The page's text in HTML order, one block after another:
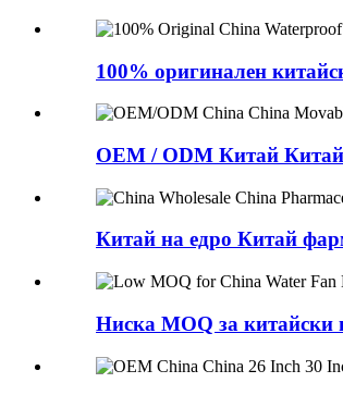
100% оригинален
OEM / ODM Китай
Китай на едро Китай
Ниска MOQ за китайски